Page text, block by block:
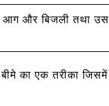
आग और बिजली तथा
बीमे का एक तरीका